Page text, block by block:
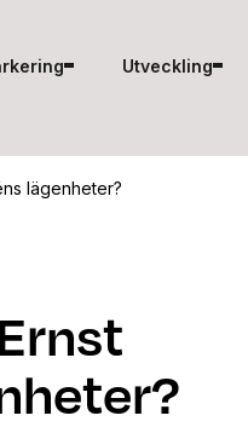
Utveckling
lägenheter?